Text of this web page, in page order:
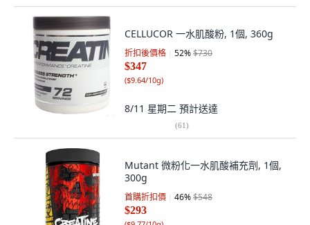
CELLUCOR 一水肌酸粉, 1個, 360g
折扣後價格 52%$730
$347
($9.64/10g)
8/11 星期二 預計送達
(61)
Mutant 微粉化一水肌酸補充劑, 1個,
300g
首購折扣價 46%$548
$293